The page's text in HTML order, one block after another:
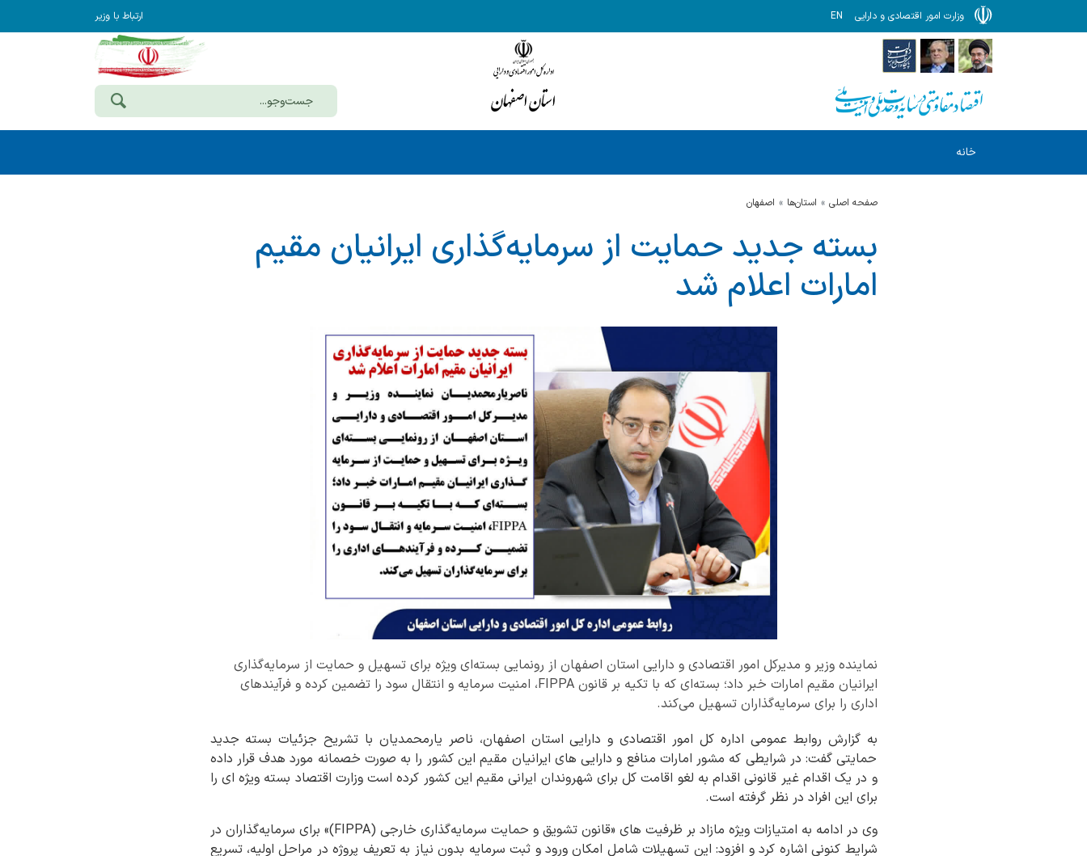
وزارت امور اقتصادی و دارایی EN ارتباط با وزیر
خانه
صفحه اصلی استان‌ها اصفهان
بسته جدید حمایت از سرمایه‌گذاری ایرانیان مقیم
امارات اعلام شد
نماینده وزیر و مدیرکل امور اقتصادی و دارایی استان اصفهان از رونمایی بسته‌ای ویژه برای تسهیل و حمایت از سرمایه‌گذاری
ایرانیان مقیم امارات خبر داد؛ بسته‌ای که با تکیه بر قانون FIPPA، امنیت سرمایه و انتقال سود را تضمین کرده و فرآیندهای
اداری را برای سرمایه‌گذاران تسهیل می‌کند.
به گزارش روابط عمومی اداره کل امور اقتصادی و دارایی استان اصفهان، ناصر یارمحمدیان با تشریح جزئیات بسته جدید
حمایتی گفت: در شرایطی که مشور امارات منافع و دارایی های ایرانیان مقیم این کشور را به صورت خصمانه مورد هدف قرار داده
و در یک اقدام غیر قانونی اقدام به لغو اقامت کل برای شهروندان ایرانی مقیم این کشور کرده است وزارت اقتصاد بسته ویژه ای را
برای این افراد در نظر گرفته است.
وی در ادامه به امتیازات ویژه مازاد بر ظرفیت های «قانون تشویق و حمایت سرمایه‌گذاری خارجی (FIPPA)» برای سرمایه‌گذاران در
شرایط کنونی اشاره کرد و افزود: این تسهیلات شامل امکان ورود و ثبت سرمایه بدون نیاز به تعریف پروژه در مراحل اولیه، تسریع